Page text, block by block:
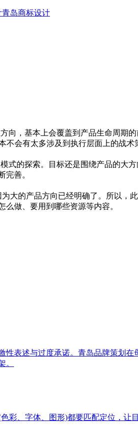
青岛商标设计
，基本上会覆盖到产品生命周期
会有太多涉及到执行层面上的战术
式的探索。目标还是围绕产品的大
完善。
大的产品方向已经明确了。所以，
做、要用到哪些资源等内容。
表述与过度承诺。青岛品牌策划
。
、字体、图形)都要匹配定位，让